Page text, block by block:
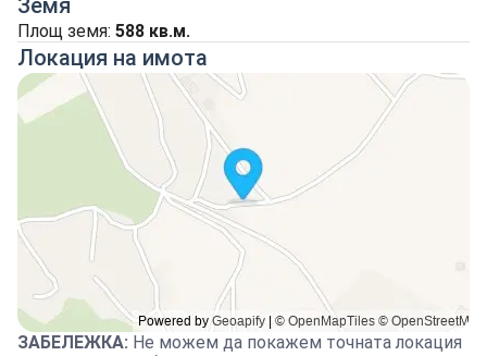
Земя
Площ земя: 588 кв.м.
Локация на имота
ЗАБЕЛЕЖКА: Не можем да покажем точната локация